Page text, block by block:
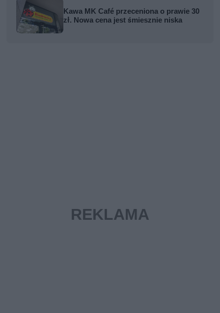
Kawa MK Café przeceniona o prawie 30
zł. Nowa cena jest śmiesznie niska